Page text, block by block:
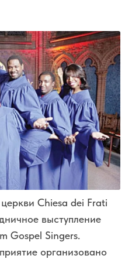
Chiesa dei Frati
выступление
Gospel Singers.
организовано